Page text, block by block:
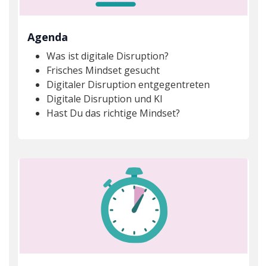
Agenda
Was ist digitale Disruption?
Frisches Mindset gesucht
Digitaler Disruption entgegentreten
Digitale Disruption und KI
Hast Du das richtige Mindset?